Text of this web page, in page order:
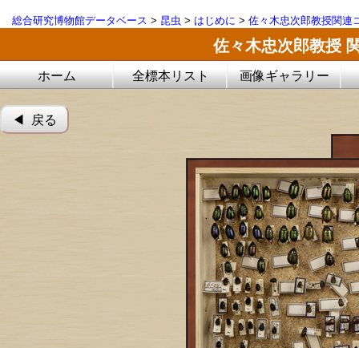
総合研究博物館データベース > 昆虫 > はじめに > 佐々木忠次郎教授関連
佐々木忠次郎教授
ホーム 全標本リスト 画像ギャラリー
◀︎ 戻る